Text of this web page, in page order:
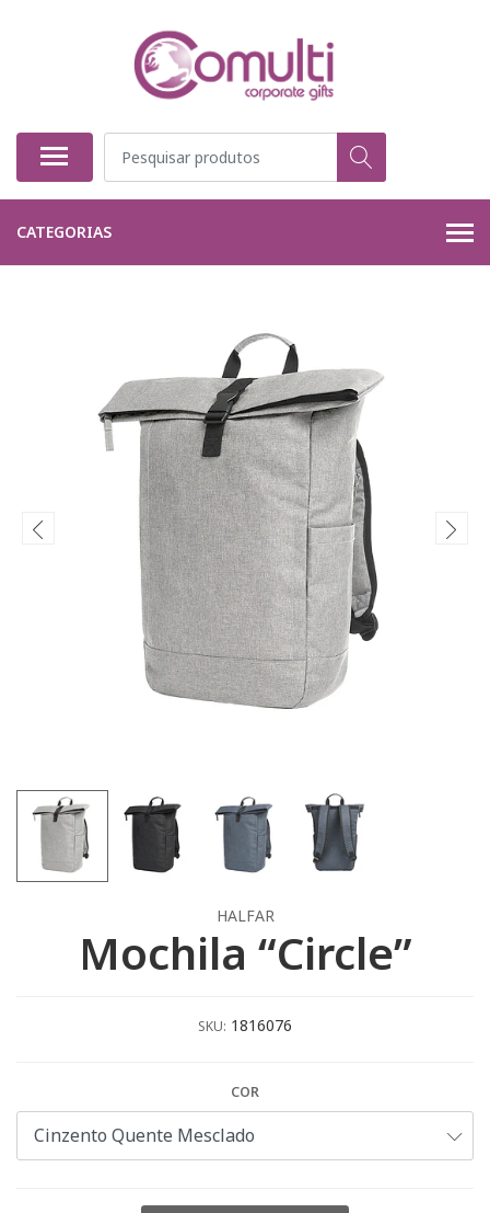
CATEGORIAS
HALFAR
Mochila “Circle”
SKU: 1816076
COR